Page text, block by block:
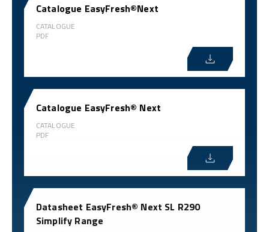
Catalogue EasyFresh®Next
CATALOGUE
PDF
Catalogue EasyFresh® Next
CATALOGUE
PDF
Datasheet EasyFresh® Next SL R290
Simplify Range